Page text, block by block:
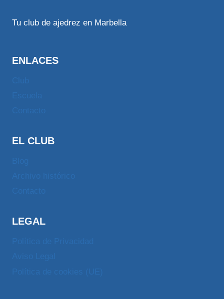
Tu club de ajedrez en Marbella
ENLACES
EL CLUB
LEGAL